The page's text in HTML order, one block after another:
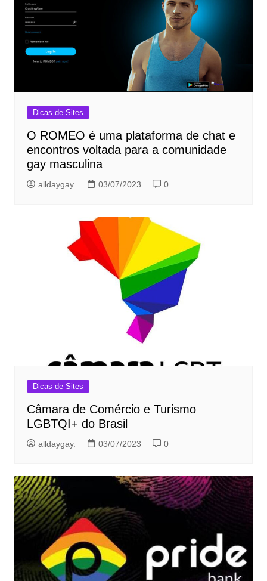
Dicas de Sites
O ROMEO é uma plataforma de chat e
encontros voltada para a comunidade
gay masculina
alldaygay. 03/07/2023 0
Dicas de Sites
Câmara de Comércio e Turismo
LGBTQI+ do Brasil
alldaygay. 03/07/2023 0